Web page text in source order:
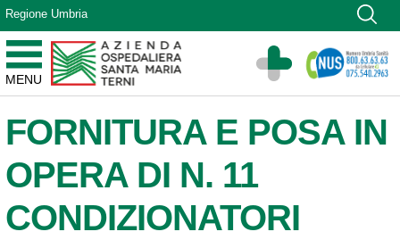
Vai ai contenuti
Vai al menu di navigazione
Vai al footer
Regione Umbria
MENU
Azienda Ospedaliera Santa Maria di Terni
Sito Istituzionale
FORNITURA E POSA IN
OPERA DI N. 11
CONDIZIONATORI